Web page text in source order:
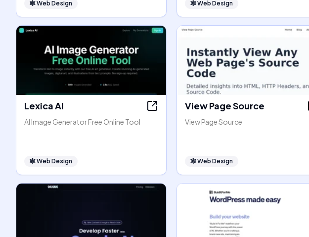
🕸Web Design 🕸Web Design
Lexica AI
AI Image Generator Free Online Tool
🕸Web Design
View Page Source
View Page Source
🕸Web Design